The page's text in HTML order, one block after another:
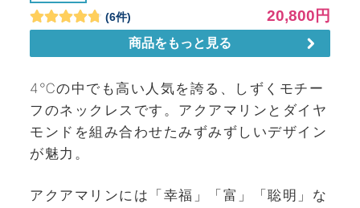
4℃の中でも高い人気を誇る、しずくモチー
フのネックレスです。アクアマリンとダイヤ
モンドを組み合わせたみずみずしいデザイン
が魅力。
アクアマリンには「幸福」「富」「聡明」な